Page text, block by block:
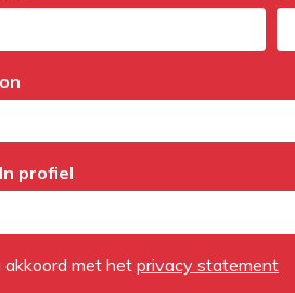
profiel
akkoord met het privacy statement